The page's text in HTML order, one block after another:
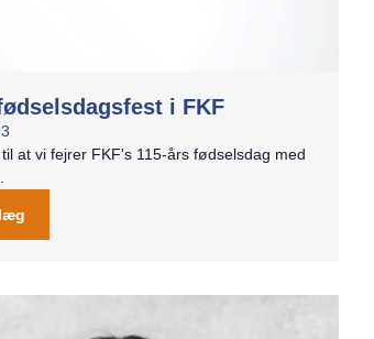
i FKF
at vi fejrer FKF's 115-års fødselsdag med